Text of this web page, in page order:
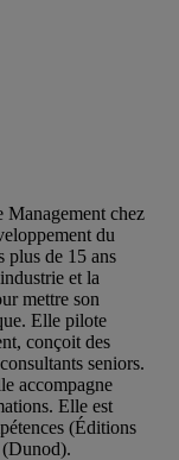
Management chez
du
plus de 15 ans
et la
mettre son
Elle pilote
conçoit des
seniors.
accompagne
Elle est
(Éditions